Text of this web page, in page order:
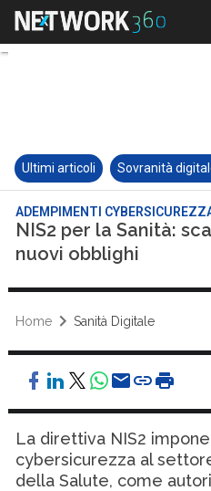
Ultimi articoli Sovranità
ADEMPIMENTI
NIS2 per la Sanità:
nuovi obblighi
Home Sanità Digitale
La direttiva NIS2
cybersicurezza al
della Salute, come